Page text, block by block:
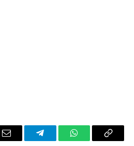
Email TelegramWhatsAppCopy